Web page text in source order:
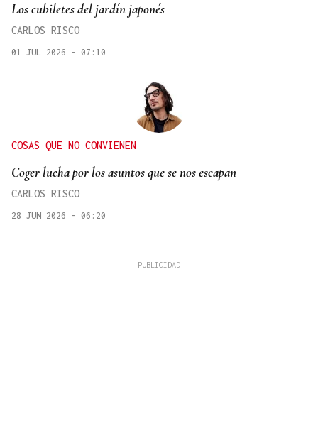
Los cubiletes del jardín japonés
CARLOS RISCO
01 JUL 2026 - 07:10
COSAS QUE NO CONVIENEN
Coger lucha por los asuntos que se nos escapan
CARLOS RISCO
28 JUN 2026 - 06:20